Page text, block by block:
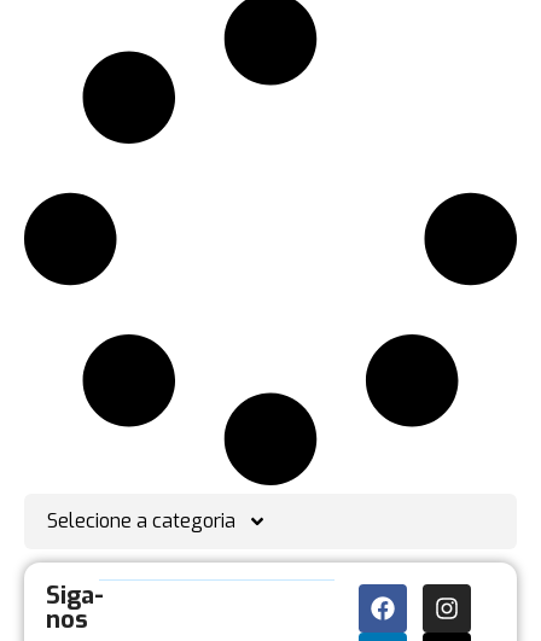
Selecione a categoria
Siga-
nos